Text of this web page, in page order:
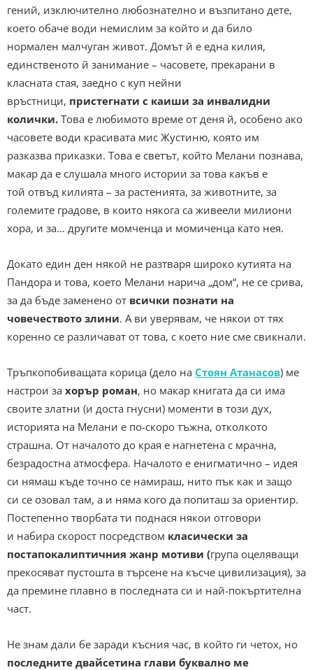
гений, изключително любознателно и възпитано дете,
което обаче води немислим за който и да било
нормален малчуган живот. Домът й е една килия,
единственото й занимание – часовете, прекарани в
класната стая, заедно с куп нейни
връстници, пристегнати с каиши за инвалидни
колички. Това е любимото време от деня й, особено ако
часовете води красивата мис Жустиню, която им
разказва приказки. Това е светът, който Мелани познава,
макар да е слушала много истории за това какъв е
той отвъд килията – за растенията, за животните, за
големите градове, в които някога са живеели милиони
хора, и за… другите момченца и момиченца като нея.
Докато един ден някой не разтваря широко кутията на
Пандора и това, което Мелани нарича „дом“, не се срива,
за да бъде заменено от всички познати на
човечеството злини. А ви уверявам, че някои от тях
коренно се различават от това, с което ние сме свикнали.
Тръпкопобиващата корица (дело на Стоян Атанасов) ме
настрои за хорър роман, но макар книгата да си има
своите златни (и доста гнусни) моменти в този дух,
историята на Мелани е по-скоро тъжна, отколкото
страшна. От началото до края е нагнетена с мрачна,
безрадостна атмосфера. Началото е енигматично – идея
си нямаш къде точно се намираш, нито пък как и защо
си се озовал там, а и няма кого да попиташ за ориентир.
Постепенно творбата ти поднася някои отговори
и набира скорост посредством класически за
постапокалиптичния жанр мотиви (група оцеляващи
прекосяват пустошта в търсене на късче цивилизация), за
да премине плавно в последната си и най-покъртителна
част.
Не знам дали бе заради късния час, в който ги четох, но
последните двайсетина глави буквално ме